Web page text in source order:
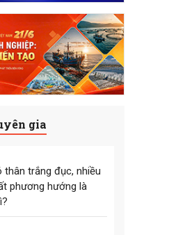
gia
thân trắng đục, nhiều
phương hướng là